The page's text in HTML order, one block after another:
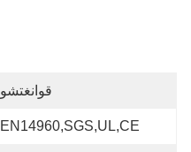
قوانغتشو
EN14960,SGS,UL,CE